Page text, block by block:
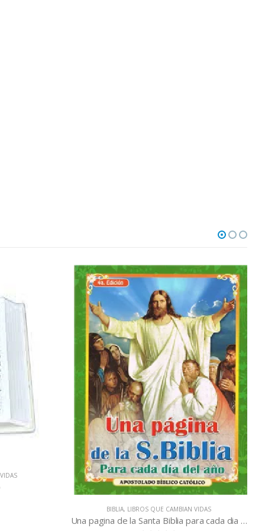
BIBLIA, LIBROS QUE CAMBIAN VIDAS
Una pagina de la Santa Biblia para cada dia del año